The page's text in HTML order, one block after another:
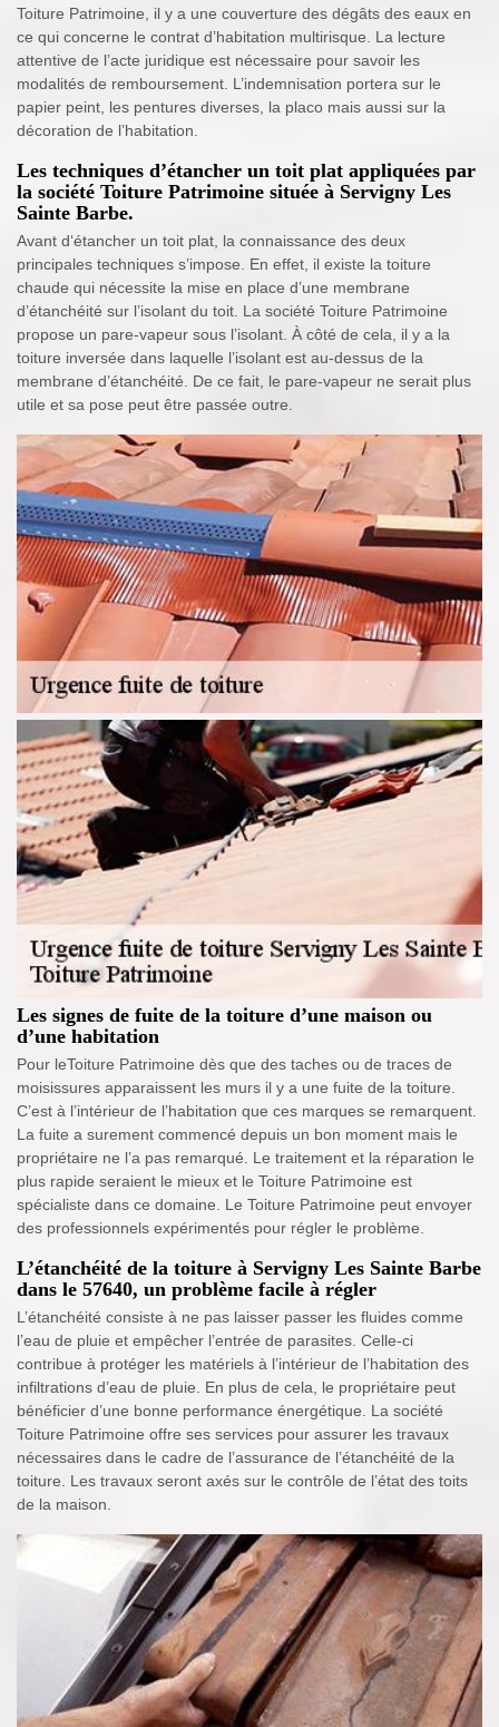
Toiture Patrimoine, il y a une couverture des dégâts des eaux en
ce qui concerne le contrat d’habitation multirisque. La lecture
attentive de l’acte juridique est nécessaire pour savoir les
modalités de remboursement. L’indemnisation portera sur le
papier peint, les pentures diverses, la placo mais aussi sur la
décoration de l’habitation.
Les techniques d’étancher un toit plat appliquées par
la société Toiture Patrimoine située à Servigny Les
Sainte Barbe.
Avant d‘étancher un toit plat, la connaissance des deux
principales techniques s’impose. En effet, il existe la toiture
chaude qui nécessite la mise en place d’une membrane
d’étanchéité sur l’isolant du toit. La société Toiture Patrimoine
propose un pare-vapeur sous l’isolant. À côté de cela, il y a la
toiture inversée dans laquelle l’isolant est au-dessus de la
membrane d’étanchéité. De ce fait, le pare-vapeur ne serait plus
utile et sa pose peut être passée outre.
Les signes de fuite de la toiture d’une maison ou
d’une habitation
Pour leToiture Patrimoine dès que des taches ou de traces de
moisissures apparaissent les murs il y a une fuite de la toiture.
C’est à l’intérieur de l’habitation que ces marques se remarquent.
La fuite a surement commencé depuis un bon moment mais le
propriétaire ne l’a pas remarqué. Le traitement et la réparation le
plus rapide seraient le mieux et le Toiture Patrimoine est
spécialiste dans ce domaine. Le Toiture Patrimoine peut envoyer
des professionnels expérimentés pour régler le problème.
L’étanchéité de la toiture à Servigny Les Sainte Barbe
dans le 57640, un problème facile à régler
L’étanchéité consiste à ne pas laisser passer les fluides comme
l’eau de pluie et empêcher l’entrée de parasites. Celle-ci
contribue à protéger les matériels à l’intérieur de l’habitation des
infiltrations d’eau de pluie. En plus de cela, le propriétaire peut
bénéficier d’une bonne performance énergétique. La société
Toiture Patrimoine offre ses services pour assurer les travaux
nécessaires dans le cadre de l’assurance de l’étanchéité de la
toiture. Les travaux seront axés sur le contrôle de l’état des toits
de la maison.